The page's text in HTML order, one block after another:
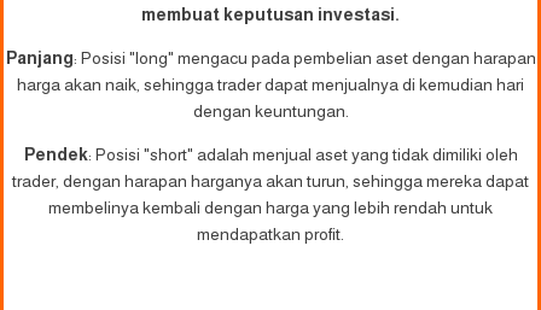
membuat keputusan investasi.
Panjang: Posisi "long" mengacu pada pembelian aset dengan harapan
harga akan naik, sehingga trader dapat menjualnya di kemudian hari
dengan keuntungan.
Pendek: Posisi "short" adalah menjual aset yang tidak dimiliki oleh
trader, dengan harapan harganya akan turun, sehingga mereka dapat
membelinya kembali dengan harga yang lebih rendah untuk
mendapatkan profit.